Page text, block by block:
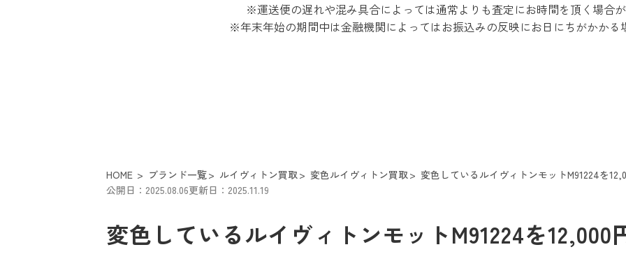
※運送便の遅れや混み具合によっては通常よりも査定にお時間を頂く場合
※年末年始の期間中は金融機関によってはお振込みの反映にお日にちがかかる
HOME ブランド一覧 ルイヴィトン買取 変色ルイヴィトン買取
変色しているルイヴィトンモットM91224を
公開日：2025.08.06更新日：2025.11.19
変色しているルイヴィトンモットM91224を